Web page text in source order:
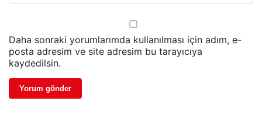
Daha sonraki yorumlarımda kullanılması için adım, e-
posta adresim ve site adresim bu tarayıcıya
kaydedilsin.